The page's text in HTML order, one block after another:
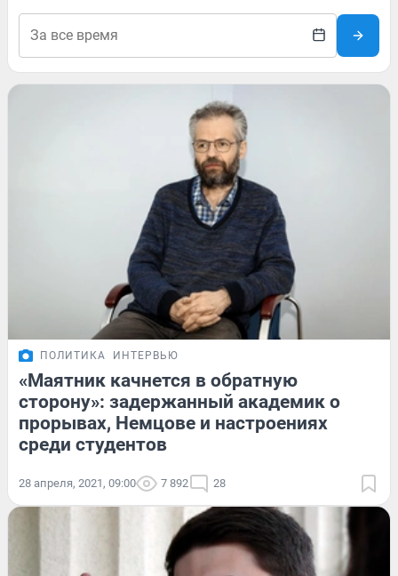
ПОЛИТИКА ИНТЕРВЬЮ
«Маятник качнется в обратную
сторону»: задержанный академик о
прорывах, Немцове и настроениях
среди студентов
28 апреля, 2021, 09:00 7 892 28